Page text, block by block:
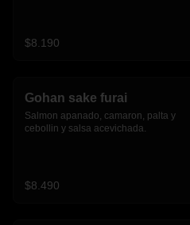
$8.190
Gohan sake furai
Salmon apanado, camaron, palta y
cebollin y salsa acevichada.
$8.490